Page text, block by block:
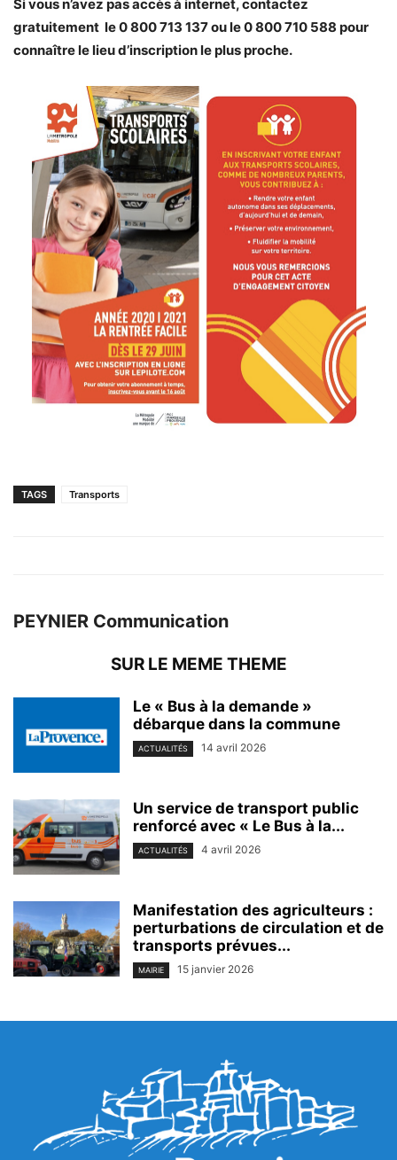
Si vous n’avez pas accès à internet, contactez
gratuitement le 0 800 713 137 ou le 0 800 710 588 pour
connaître le lieu d’inscription le plus proche.
TAGS Transports
PEYNIER Communication
SUR LE MEME THEME
Le « Bus à la demande »
débarque dans la commune
ACTUALITÉS 14 avril 2026
Un service de transport public
renforcé avec « Le Bus à la...
ACTUALITÉS 4 avril 2026
Manifestation des agriculteurs :
perturbations de circulation et de
transports prévues...
MAIRIE 15 janvier 2026